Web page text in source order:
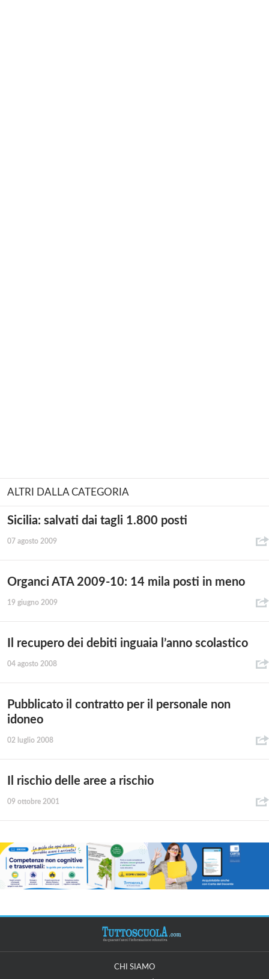
ALTRI DALLA CATEGORIA
Sicilia: salvati dai tagli 1.800 posti
07 agosto 2009
Organci ATA 2009-10: 14 mila posti in meno
19 giugno 2009
Il recupero dei debiti inguaia l’anno scolastico
04 agosto 2008
Pubblicato il contratto per il personale non
idoneo
02 luglio 2008
Il rischio delle aree a rischio
09 ottobre 2001
CHI SIAMO